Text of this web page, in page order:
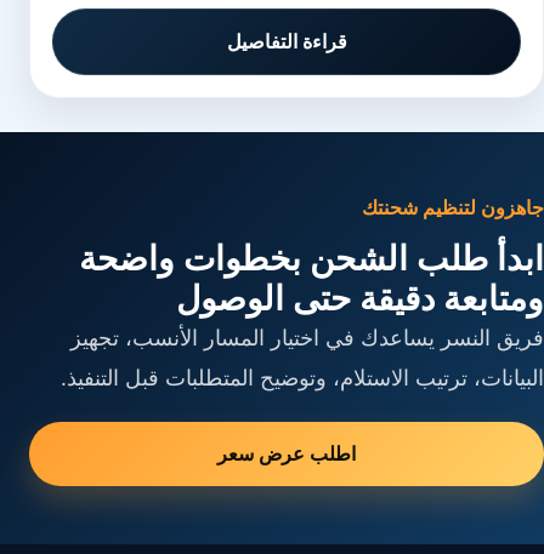
قراءة التفاصيل
جاهزون لتنظيم شحنتك
ابدأ طلب الشحن بخطوات واضحة
ومتابعة دقيقة حتى الوصول
فريق النسر يساعدك في اختيار المسار الأنسب، تجهيز
البيانات، ترتيب الاستلام، وتوضيح المتطلبات قبل التنفيذ.
اطلب عرض سعر